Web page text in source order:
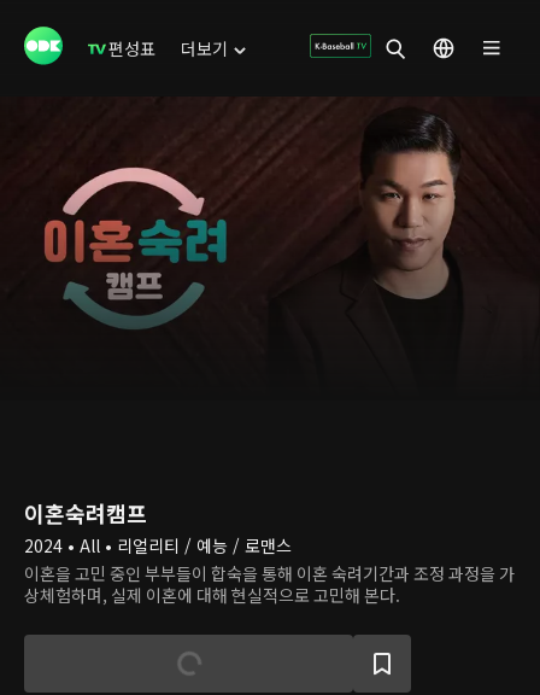
편성표 더보기
이혼숙려캠프
2024 • All • 리얼리티 / 예능 / 로맨스
이혼을 고민 중인 부부들이 합숙을 통해 이혼 숙려기간과 조정 과정을 가
상체험하며, 실제 이혼에 대해 현실적으로 고민해 본다.